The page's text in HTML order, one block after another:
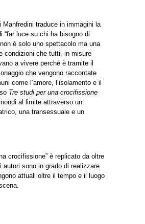
Manfredini traduce in immagini la
“far luce su chi ha bisogno di
è solo uno spettacolo ma una
condizioni che tutti, in misure
a vivere perché è tramite il
che vengono raccontate
come l’amore, l’isolamento e il
Tre studi per una crocifissione
al limite attraverso un
una transessuale e un
crocifissione” è replicato da oltre
autori sono in grado di realizzare
attuali oltre il tempo e il luogo